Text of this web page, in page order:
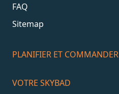
FAQ
Sitemap
PLANIFIER ET COMMANDER
VOTRE SKYBAD